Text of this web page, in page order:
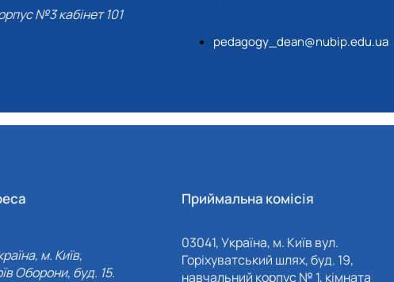
№3 кабінет 101
pedagogy_dean@nubip.edu.ua
м. Київ,
Оборони, буд. 15.
Приймальна комісія
03041, Україна, м. Київ вул.
Горіхуватський шлях, буд. 19,
навчальний корпус № 1, кімната